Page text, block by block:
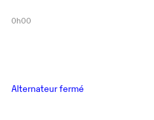
0h00
Alternateur fermé